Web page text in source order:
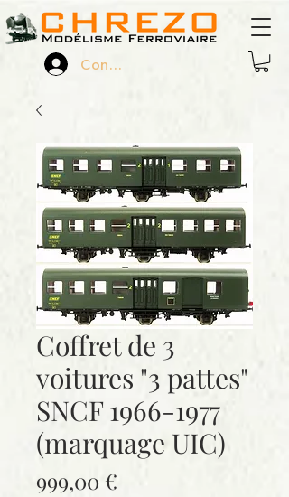
Connexion
Coffret de 3
voitures "3 pattes"
SNCF 1966-1977
(marquage UIC)
999,00 €